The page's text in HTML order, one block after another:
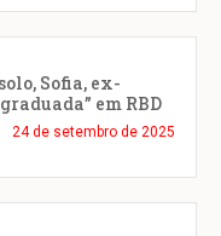
Sofia, ex-
em RBD
24 de setembro de 2025